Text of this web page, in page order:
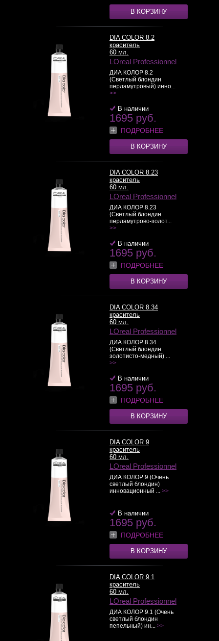
В КОРЗИНУ
DIA COLOR 8.2
краситель
60 мл.
LOreal Professionnel
ДИА КОЛОР 8.2
(Светлый блондин
перламутровый) инно...
>>
В наличии
1695 руб.
ПОДРОБНЕЕ
В КОРЗИНУ
DIA COLOR 8.23
краситель
60 мл.
LOreal Professionnel
ДИА КОЛОР 8.23
(Светлый блондин
перламутрово-золот...
>>
В наличии
1695 руб.
ПОДРОБНЕЕ
В КОРЗИНУ
DIA COLOR 8.34
краситель
60 мл.
LOreal Professionnel
ДИА КОЛОР 8.34
(Светлый блондин
золотисто-медный) ...
>>
В наличии
1695 руб.
ПОДРОБНЕЕ
В КОРЗИНУ
DIA COLOR 9
краситель
60 мл.
LOreal Professionnel
ДИА КОЛОР 9 (Очень
светлый блондин)
инновационный ... >>
В наличии
1695 руб.
ПОДРОБНЕЕ
В КОРЗИНУ
DIA COLOR 9.1
краситель
60 мл.
LOreal Professionnel
ДИА КОЛОР 9.1 (Очень
светлый блондин
пепельный) ин... >>